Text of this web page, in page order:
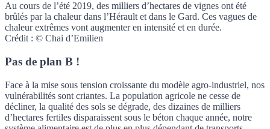
Au cours de l’été 2019, des milliers d’hectares de vignes ont été
brûlés par la chaleur dans l’Hérault et dans le Gard. Ces vagues de
chaleur extrêmes vont augmenter en intensité et en durée.
Crédit : © Chai d’Emilien
Pas de plan B !
Face à la mise sous tension croissante du modèle agro-industriel, nos
vulnérabilités sont criantes. La population agricole ne cesse de
décliner, la qualité des sols se dégrade, des dizaines de milliers
d’hectares fertiles disparaissent sous le béton chaque année, notre